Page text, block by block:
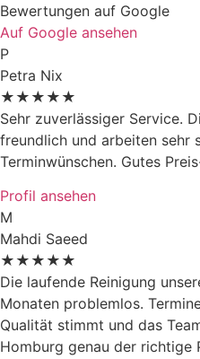
Bewertungen auf Google
Auf Google ansehen
P
Petra Nix
★ ★ ★ ★ ★
Sehr zuverlässiger Service.
freundlich und arbeiten sehr
Terminwünschen. Gutes
Profil ansehen
M
Mahdi Saeed
★ ★ ★ ★ ★
Die laufende Reinigung
Monaten problemlos.
Qualität stimmt und das
Homburg genau der richtige